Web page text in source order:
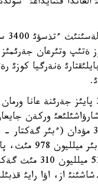
ةتئپ وتئرعان
ةنةرگيا كوزئ
شئنجاثنئث 37،8 پايئز جةرئنة
وركةن
ورماندئ القاپتار
تابيعي جايئلئم
از، اؤا رايئ